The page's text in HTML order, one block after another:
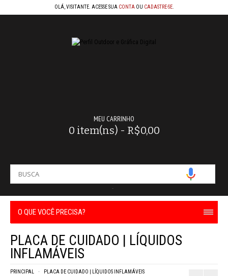
OLÁ, VISITANTE. ACESSE SUA CONTA OU CADASTRE-SE.
MEU CARRINHO
0 item(ns) - R$0,00
-
O QUE VOCÊ PRECISA?
PLACA DE CUIDADO | LÍQUIDOS
INFLAMÁVEIS
PRINCIPAL PLACA DE CUIDADO | LÍQUIDOS INFLAMÁVEIS